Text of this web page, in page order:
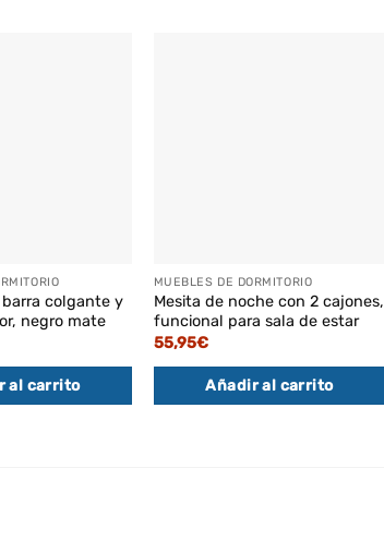
colgante y
negro mate
al carrito
MUEBLES DE DORMITORIO
Mesita de noche con 2 cajones,
funcional para sala de estar
55,95€
Añadir al carrito